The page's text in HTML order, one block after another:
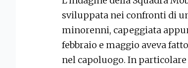
sviluppata nei confronti di
minorenni, capeggiata
febbraio e maggio aveva
nel capoluogo. In